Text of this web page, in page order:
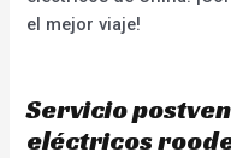
el mejor viaje!
Servicio
eléctricos